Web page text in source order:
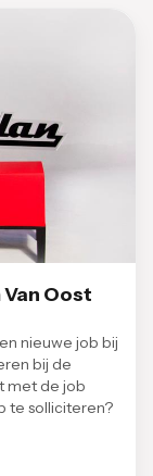
Oost
nieuwe job bij
bij de
met de job
te solliciteren?